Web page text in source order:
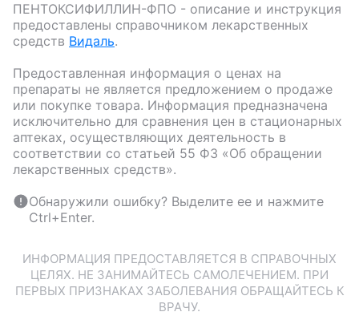
ПЕНТОКСИФИЛЛИН-ФПО - описание и инструкция
предоставлены справочником лекарственных
средств Видаль.
Предоставленная информация о ценах на
препараты не является предложением о продаже
или покупке товара. Информация предназначена
исключительно для сравнения цен в стационарных
аптеках, осуществляющих деятельность в
соответствии со статьей 55 ФЗ «Об обращении
лекарственных средств».
Обнаружили ошибку? Выделите ее и нажмите
Ctrl+Enter.
ИНФОРМАЦИЯ ПРЕДОСТАВЛЯЕТСЯ В СПРАВОЧНЫХ
ЦЕЛЯХ. НЕ ЗАНИМАЙТЕСЬ САМОЛЕЧЕНИЕМ. ПРИ
ПЕРВЫХ ПРИЗНАКАХ ЗАБОЛЕВАНИЯ ОБРАЩАЙТЕСЬ К
ВРАЧУ.